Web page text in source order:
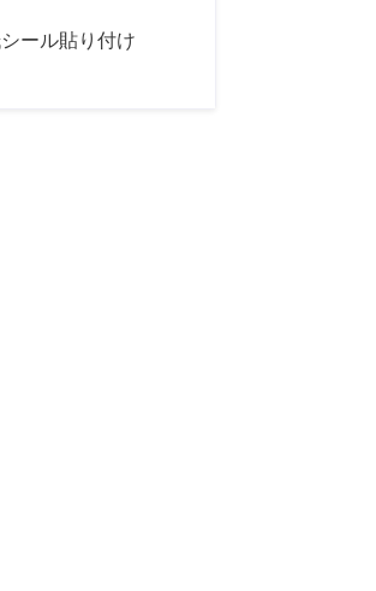
ール貼り付け